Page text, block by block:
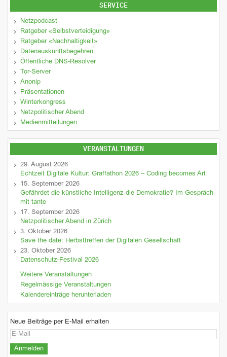
SERVICE
Netzpodcast
Ratgeber «Selbstverteidigung»
Ratgeber «Nachhaltigkeit»
Datenauskunftsbegehren
Öffentliche DNS-Resolver
Tor-Server
Anonip
Präsentationen
Winterkongress
Netzpolitischer Abend
Medienmitteilungen
VERANSTALTUNGEN
29. August 2026
Echtzeit Digitale Kultur: Graffathon 2026 – Coding becomes Art
15. September 2026
Gefährdet die künstliche Intelligenz die Demokratie? Im Gespräch
mit tante
17. September 2026
Netzpolitischer Abend in Zürich
3. Oktober 2026
Save the date: Herbsttreffen der Digitalen Gesellschaft
23. Oktober 2026
Datenschutz-Festival 2026
Weitere Veranstaltungen
Regelmässige Veranstaltungen
Kalendereinträge herunterladen
Neue Beiträge per E-Mail erhalten